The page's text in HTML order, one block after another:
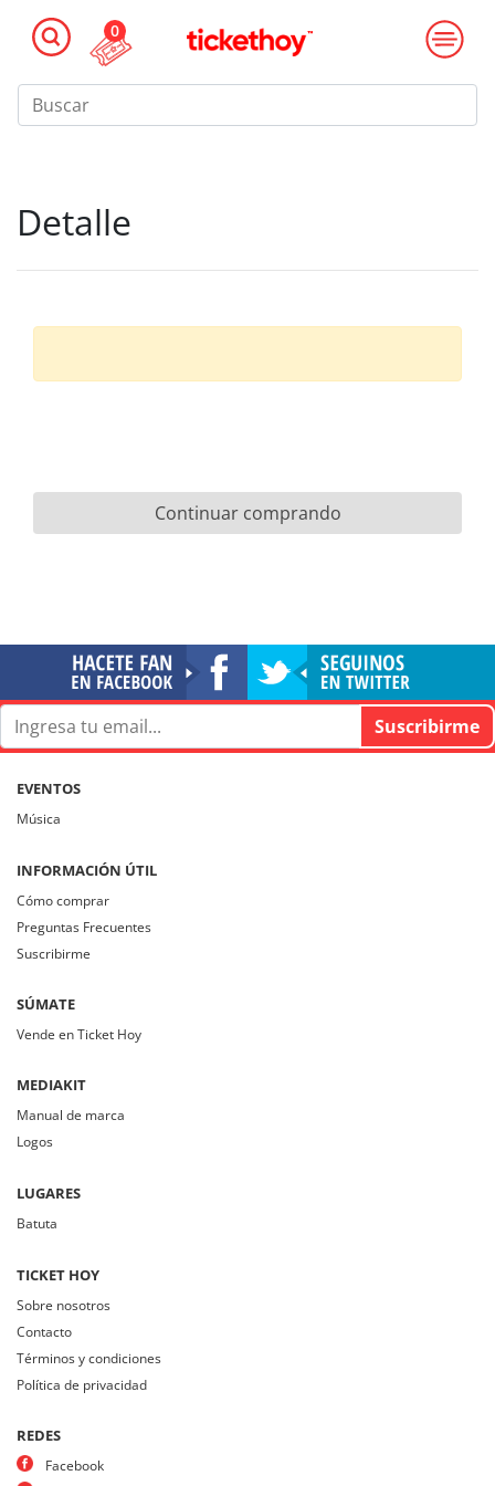
0
Detalle
Continuar comprando
EVENTOS
Música
INFORMACIÓN ÚTIL
Cómo comprar
Preguntas Frecuentes
Suscribirme
SÚMATE
Vende en Ticket Hoy
MEDIAKIT
Manual de marca
Logos
LUGARES
Batuta
TICKET HOY
Sobre nosotros
Contacto
Términos y condiciones
Política de privacidad
REDES
Facebook